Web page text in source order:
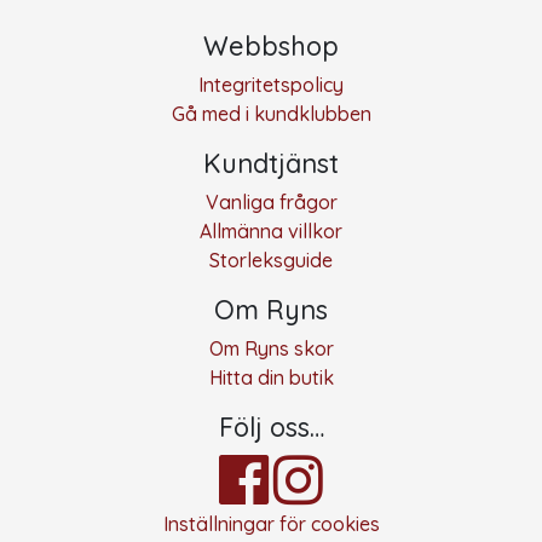
Webbshop
Integritetspolicy
Gå med i kundklubben
Kundtjänst
Vanliga frågor
Allmänna villkor
Storleksguide
Om Ryns
Om Ryns skor
Hitta din butik
Följ oss…
Inställningar för cookies